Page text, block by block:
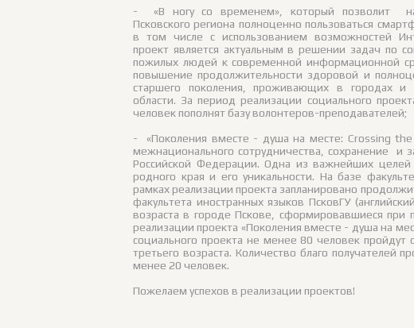
- «В ногу со временем», который позволит
Псковского региона полноценно пользоваться
в том числе с использованием возможностей
проект является актуальным в решении задач по
пожилых людей к современной информационной
повышение продолжительности здоровой и
старшего поколения, проживающих в городах и
области. За период реализации социального
человек пополнят базу волонтеров-преподавателей;
- «Поколения вместе - душа на месте: Crossing
межнационального сотрудничества, сохранение и
Российской Федерации. Одна из важнейших целей
родного края и его уникальности. На базе
рамках реализации проекта запланировано
факультета иностранных языков ПсковГУ
возраста в городе Пскове, сформировавшиеся
реализации проекта «Поколения вместе - душа на
социального проекта не менее 80 человек пройдут
третьего возраста. Количество благо
менее 20 человек.
Пожелаем успехов в реализации проектов!